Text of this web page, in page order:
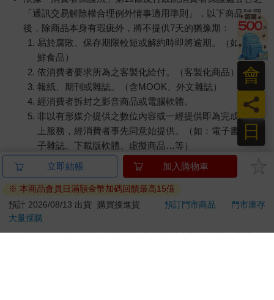
「通訊交易解除權合理例外情事適用準則」，以下商品購買
後，除商品本身有瑕疵外，將不提供7天的猶豫期：
易於腐敗、保存期限較短或解約時即將逾期。（如：生
鮮食品）
依消費者要求所為之客製化給付。（客製化商品）
報紙、期刊或雜誌。（含MOOK、外文雜誌）
經消費者拆封之影音商品或電腦軟體。
非以有形媒介提供之數位內容或一經提供即為完成之線
上服務，經消費者事先同意始提供。（如：電子書、電
子雜誌、下載版軟體、虛擬商品…等）
已拆封之個人衛生用品。（如：內衣褲、刮鬍刀、除毛
若非上列種類商品，均享有到貨7天的猶豫期（含例假
日）。
辦理退換貨時，商品（組合商品恕無法接受單獨退貨）必須
是您收到商品時的原始狀態（包含商品本體、配件、贈品、
立即結帳 加入購物車
※ 本商品會員日滿額金幣加碼回饋最高15倍
預計 2026/08/13 出貨
購買後進貨 預訂門市商品
門市庫存
大量採購
日
員
會